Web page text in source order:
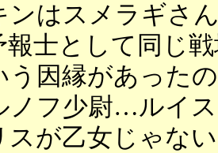
ンはスメラギさ
報士として同じ
う因縁があった
ノフ少尉…ルイ
スが乙女じゃな